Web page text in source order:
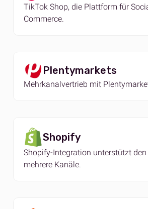
TikTok Shop, die Plattform für
Commerce.
Plentymarkets
Mehrkanalvertrieb mit
Shopify
Shopify-Integration unterstützt
mehrere Kanäle.